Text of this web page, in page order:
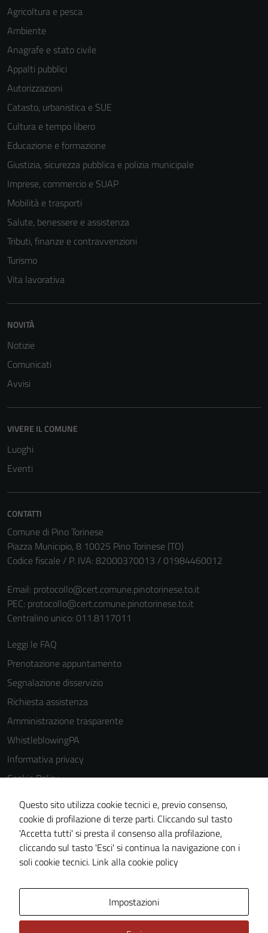
Agricoltura e pesca
Ambiente
Anagrafe e stato civile
Appalti pubblici
Autorizzazioni
Catasto, urbanistica e SUE
Cultura e tempo libero
Educazione e formazione
Giustizia, sicurezza pubblica e polizia municipale
Imprese, commercio e SUAP
Mobilità e trasporti
Salute, benessere e assistenza
Tributi, finanze e contravvenzioni
Turismo
Vita lavorativa
NOVITÀ
Notizie
Comunicati
Avvisi
VIVERE IL COMUNE
Luoghi
Eventi
CONTATTI
Comune di Pino Torinese
Piazza Municipio, 8 10025 Pino Torinese (TO)
Codice fiscale / P. IVA: 82000370013 / 01984460012
Email: protocollo@cert.comune.pinotorinese.to.it
PEC: protocollo@cert.comune.pinotorinese.to.it
Centralino unico: 011.8117011
Leggi le FAQ
Prenotazione appuntamento
Segnalazione disservizio
Richiesta assistenza
Amministrazione trasparente
WhistleblowingPA
Informativa privacy
Cookie Policy
Note legali
Dichiarazione di accessibilità
Piano di miglioramento del sito
Certificazione sistema gestione qualità
Questo sito utilizza cookie tecnici e, previo consenso,
cookie di profilazione di terze parti. Cliccando sul tasto
'Accetta tutti' si presta il consenso alla profilazione,
cliccando sul tasto 'Esci' si continua la navigazione con i
soli cookie tecnici. Link alla cookie policy
Impostazioni
Tecnici
essere